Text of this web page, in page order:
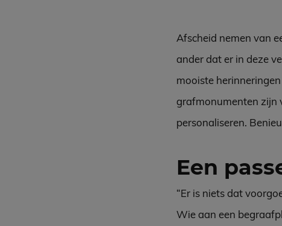
Afscheid nemen van
ander dat er in deze
mooiste
grafmonumenten zijn
personaliseren.
Een
“Er is niets dat
Wie aan een